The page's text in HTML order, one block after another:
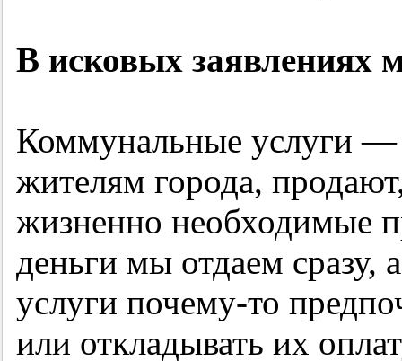
В исковых заявлениях
Коммунальные услуги —
жителям города,
жизненно необходимые
деньги мы отдаем
услуги почему-то
или откладывать их